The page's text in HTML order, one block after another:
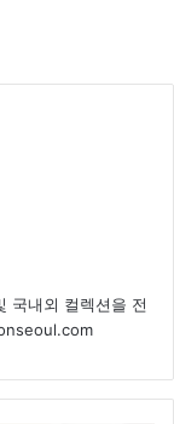
국내외 컬렉션을 전